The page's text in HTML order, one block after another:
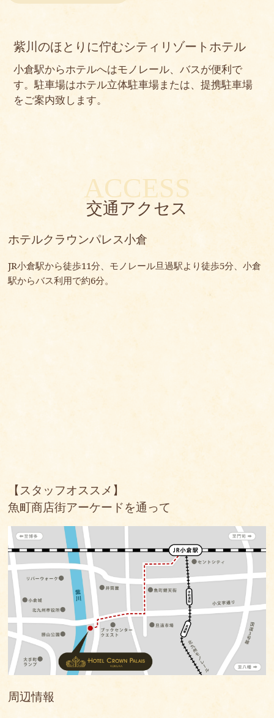
紫川のほとりに佇むシティリゾートホテル
小倉駅からホテルへはモノレール、バスが便利で
す。駐車場はホテル立体駐車場または、提携駐車場
をご案内致します。
ACCESS
交通アクセス
ホテルクラウンパレス小倉
JR小倉駅から徒歩11分、モノレール旦過駅より徒歩5分、小倉
駅からバス利用で約6分。
【スタッフオススメ】
魚町商店街アーケードを通って
周辺情報